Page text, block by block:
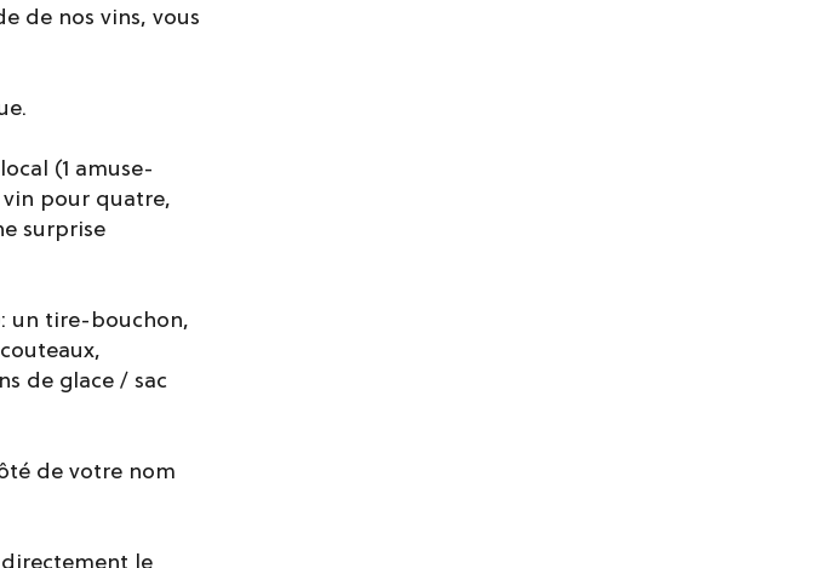
de nos vins, vous
(1 amuse-
vin pour quatre,
surprise
un tire-bouchon,
de glace / sac
de votre nom
le